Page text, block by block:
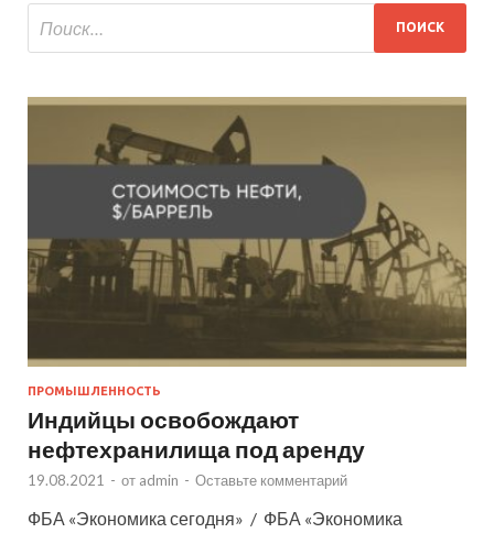
ПРОМЫШЛЕННОСТЬ
Индийцы освобождают
нефтехранилища под аренду
19.08.2021 - от admin - Оставьте комментарий
ФБА «Экономика сегодня» / ФБА «Экономика